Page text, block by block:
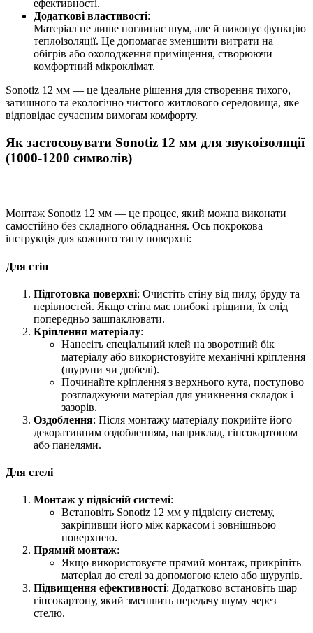
ефективності.
Додаткові властивості:
Матеріал не лише поглинає шум, але й виконує функцію
теплоізоляції. Це допомагає зменшити витрати на
обігрів або охолодження приміщення, створюючи
комфортний мікроклімат.
Sonotiz 12 мм — це ідеальне рішення для створення тихого,
затишного та екологічно чистого житлового середовища, яке
відповідає сучасним вимогам комфорту.
Як застосовувати Sonotiz 12 мм для звукоізоляції
(1000-1200 символів)
Монтаж Sonotiz 12 мм — це процес, який можна виконати
самостійно без складного обладнання. Ось покрокова
інструкція для кожного типу поверхні:
Для стін
Підготовка поверхні: Очистіть стіну від пилу, бруду та
нерівностей. Якщо стіна має глибокі тріщини, їх слід
попередньо зашпаклювати.
Кріплення матеріалу:
Нанесіть спеціальний клей на зворотний бік
матеріалу або використовуйте механічні кріплення
(шурупи чи дюбелі).
Починайте кріплення з верхнього кута, поступово
розгладжуючи матеріал для уникнення складок і
зазорів.
Оздоблення: Після монтажу матеріалу покрийте його
декоративним оздобленням, наприклад, гіпсокартоном
або панелями.
Для стелі
Монтаж у підвісній системі:
Встановіть Sonotiz 12 мм у підвісну систему,
закріпивши його між каркасом і зовнішньою
поверхнею.
Прямий монтаж:
Якщо використовуєте прямий монтаж, прикріпіть
матеріал до стелі за допомогою клею або шурупів.
Підвищення ефективності: Додатково встановіть шар
гіпсокартону, який зменшить передачу шуму через
стелю.